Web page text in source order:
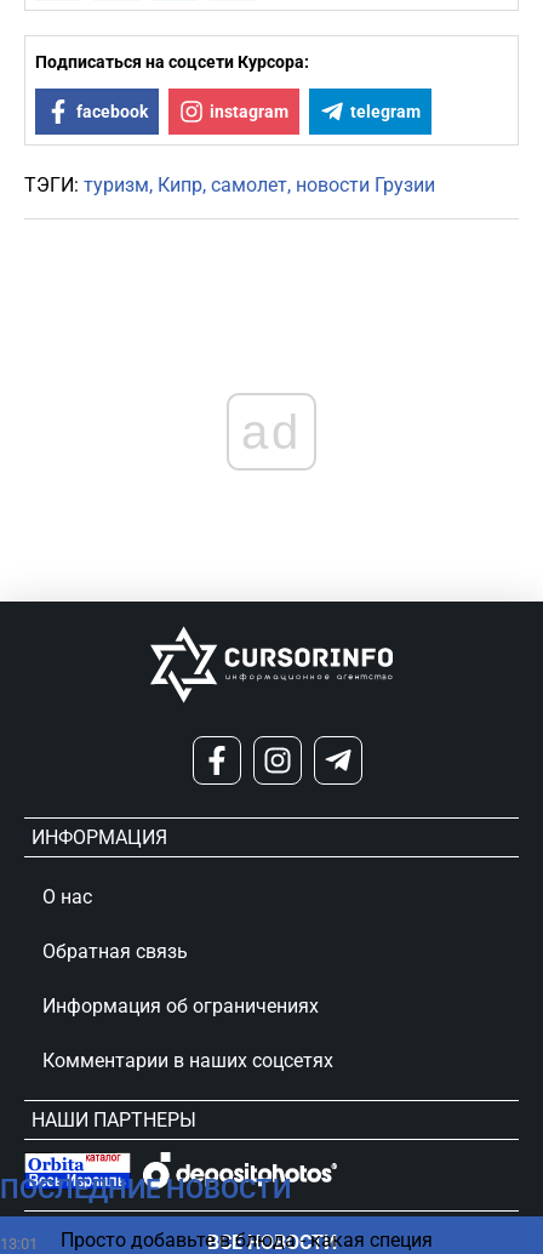
Подписаться на соцсети Курсора:
facebook instagram telegram
ТЭГИ: туризм Кипр самолет новости Грузии
ПОСЛЕДНИЕ НОВОСТИ
13:01 Просто добавьте в блюда - какая специя
ВСЕ НОВОСТИ
ad
ИНФОРМАЦИЯ
О нас
Обратная связь
Информация об ограничениях
Комментарии в наших соцсетях
НАШИ ПАРТНЕРЫ
сursorinfo.co.il © Все права защищены